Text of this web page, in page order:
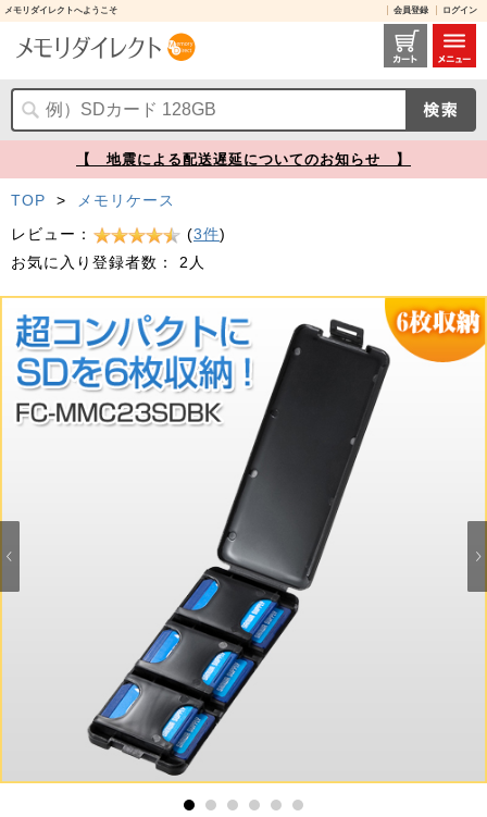
メモリダイレクトへようこそ 会員登録 ログイン
SDカードケース 6枚収納 2段 ブラック【メモリダイレクト】
【 地震による配送遅延についてのお知らせ 】
TOP >
メモリケース
レビュー：
(3件)
お気に入り登録者数：
2人